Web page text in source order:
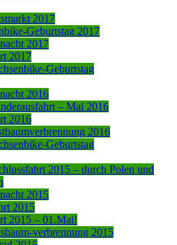
2017
Geburtstag 2017
2017
2017
Geburtstag
2016
– Mai 2016
2016
2016
Geburtstag
2015 – durch Polen und
2015
2015
2015 – 01.Mai!
verbrennung 2015